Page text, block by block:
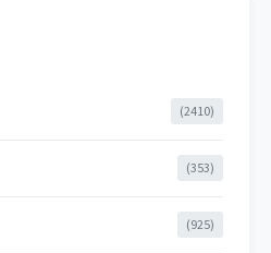
(2410)
(353)
(925)